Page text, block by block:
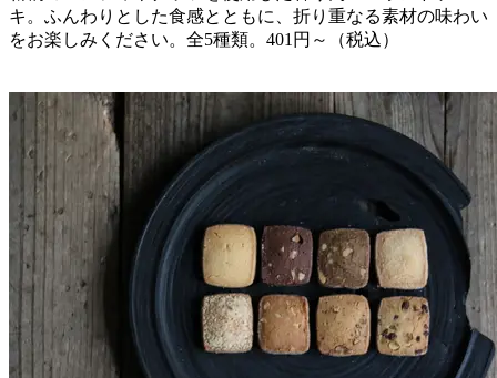
キ。ふんわりとした食感とともに、折り重なる素材の味わい
をお楽しみください。全5種類。401円～（税込）